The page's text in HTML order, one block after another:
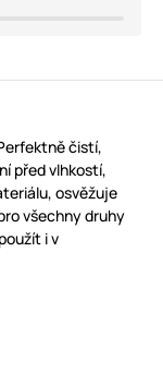
čistí,
před vlhkostí,
osvěžuje
všechny druhy
i v